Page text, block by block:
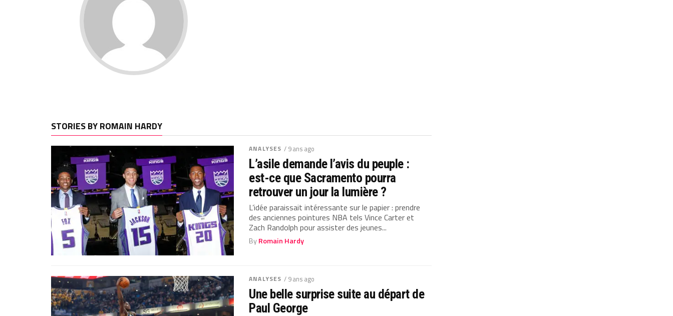
STORIES BY ROMAIN HARDY
ANALYSES / 9 ans ago
L’asile demande l’avis du peuple :
est-ce que Sacramento pourra
retrouver un jour la lumière ?
L’idée paraissait intéressante sur le papier : prendre
des anciennes pointures NBA tels Vince Carter et
Zach Randolph pour assister des jeunes...
ByRomain Hardy
ANALYSES / 9 ans ago
Une belle surprise suite au départ de
Paul George